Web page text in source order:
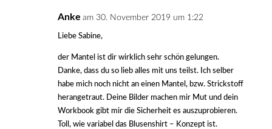
Anke am 30. November 2019 um 1:22
Liebe Sabine,
der Mantel ist dir wirklich sehr schön gelungen.
Danke, dass du so lieb alles mit uns teilst. Ich selber
habe mich noch nicht an einen Mantel, bzw. Strickstoff
herangetraut. Deine Bilder machen mir Mut und dein
Workbook gibt mir die Sicherheit es auszuprobieren.
Toll, wie variabel das Blusenshirt – Konzept ist.